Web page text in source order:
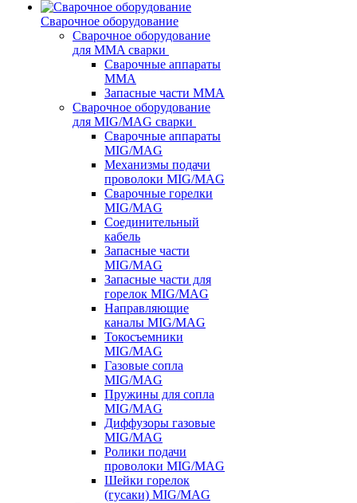
Сварочное оборудование
Сварочное оборудование
для MMA сварки
Сварочные аппараты
MMA
Запасные части MMA
Сварочное оборудование
для MIG/MAG сварки
Сварочные аппараты
MIG/MAG
Механизмы подачи
проволоки MIG/MAG
Сварочные горелки
MIG/MAG
Соединительный
кабель
Запасные части
MIG/MAG
Запасные части для
горелок MIG/MAG
Направляющие
каналы MIG/MAG
Токосъемники
MIG/MAG
Газовые сопла
MIG/MAG
Пружины для сопла
MIG/MAG
Диффузоры газовые
MIG/MAG
Ролики подачи
проволоки MIG/MAG
Шейки горелок
(гусаки) MIG/MAG